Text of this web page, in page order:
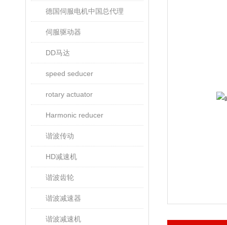
德国伺服电机中国总代理
伺服驱动器
DD马达
speed seducer
rotary actuator
Harmonic reducer
谐波传动
HD减速机
谐波齿轮
谐波减速器
谐波减速机